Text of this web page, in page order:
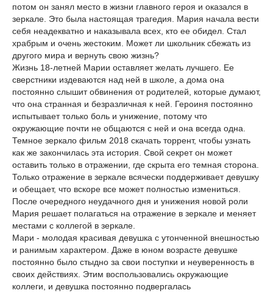
потом он занял место в жизни главного героя и оказался в
зеркале. Это была настоящая трагедия. Мария начала вести
себя неадекватно и наказывала всех, кто ее обидел. Стал
храбрым и очень жестоким. Может ли школьник сбежать из
другого мира и вернуть свою жизнь?
Жизнь 18-летней Марии оставляет желать лучшего. Ее
сверстники издеваются над ней в школе, а дома она
постоянно слышит обвинения от родителей, которые думают,
что она странная и безразличная к ней. Героиня постоянно
испытывает только боль и унижение, потому что
окружающие почти не общаются с ней и она всегда одна.
Темное зеркало фильм 2018 скачать торрент, чтобы узнать
как же закончилась эта история. Свой секрет он может
оставить только в отражении, где скрыта его темная сторона.
Только отражение в зеркале всячески поддерживает девушку
и обещает, что вскоре все может полностью измениться.
После очередного неудачного дня и унижения новой роли
Мария решает полагаться на отражение в зеркале и меняет
местами с коллегой в зеркале.
Мари - молодая красивая девушка с утонченной внешностью
и ранимым характером. Даже в юном возрасте девушке
постоянно было стыдно за свои поступки и неуверенность в
своих действиях. Этим воспользовались окружающие
коллеги, и девушка постоянно подвергалась